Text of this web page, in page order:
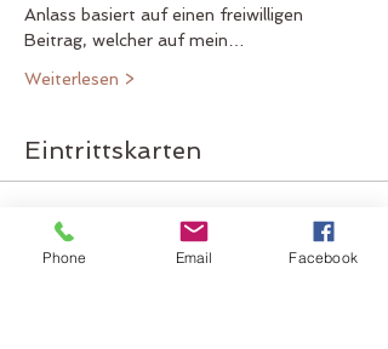
Anlass basiert auf einen freiwilligen
Beitrag, welcher auf mein…
Weiterlesen >
Eintrittskarten
Verkauf beendet
Tickettyp
Phone Email Facebook